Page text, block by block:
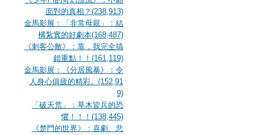
面對的真相？(238,913)
金馬影展：「非常母親」：結
構紮實的好劇本(168,487)
《刺客公敵》：靠，我完全搞
錯重點！！(161,119)
金馬影展：《分居風暴》：令
人身心俱疲的精彩。(152,91
9)
「破天荒」：草木皆兵的恐
懼！！！(138,445)
《楚門的世界》：喜劇、悲